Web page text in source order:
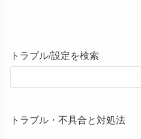
トラブル/設定を検索
トラブル・不具合と対処法